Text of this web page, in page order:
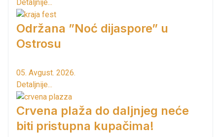
Detaljnije...
Održana ”Noć dijaspore” u
Ostrosu
05. Avgust. 2026.
Detaljnije...
Crvena plaža do daljnjeg neće
biti pristupna kupačima!